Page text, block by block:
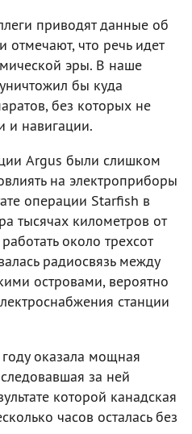
приводят данные об
отмечают, что речь идет
эры. В наше
бы куда
без которых не
и навигации.
Argus были слишком
на электроприборы
операции Starfish в
тысячах километров от
около трехсот
радиосвязь между
островами, вероятно
станции
оказала мощная
за ней
которой канадская
часов осталась без